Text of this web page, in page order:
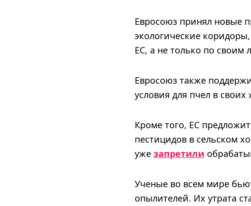
Евросоюз принял новые
экологические
ЕС, а не только по своим
Евросоюз также
условия для пчел в своих
Кроме того, ЕС
пестицидов в сельском
уже запретили
Ученые во всем мире
опылителей. Их утрата